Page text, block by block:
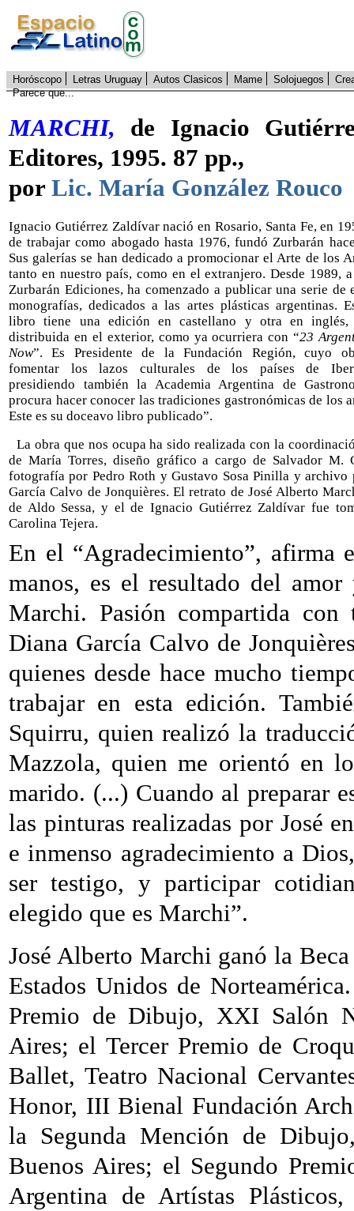
Horóscopo Letras Uruguay Autos Clasicos Mame Solojuegos
Parece que...
MARCHI, de Ignacio
Editores, 1995. 87 pp.,
por Lic. María González Rouco
Ignacio Gutiérrez Zaldívar nació en Rosario, Santa Fe, en
de trabajar como abogado hasta 1976, fundó Zurbarán
Sus galerías se han dedicado a promocionar el Arte de los
tanto en nuestro país, como en el extranjero. Desde 1989,
Zurbarán Ediciones, ha comenzado a publicar una serie de
monografías, dedicados a las artes plásticas argentinas.
libro tiene una edición en castellano y otra en inglés,
distribuida en el exterior, como ya ocurriera con “23
Now”. Es Presidente de la Fundación Región, cuyo
fomentar los lazos culturales de los países de
presidiendo también la Academia Argentina de
procura hacer conocer las tradiciones gastronómicas de los
Este es su doceavo libro publicado”.
La obra que nos ocupa ha sido realizada con la
de María Torres, diseño gráfico a cargo de Salvador M.
fotografía por Pedro Roth y Gustavo Sosa Pinilla y archivo
García Calvo de Jonquières. El retrato de José Alberto
de Aldo Sessa, y el de Ignacio Gutiérrez Zaldívar fue
Carolina Tejera.
En el “Agradecimiento”, afirma
manos, es el resultado del
Marchi. Pasión compartida
Diana García Calvo de
quienes desde hace mucho
trabajar en esta edición.
Squirru, quien realizó la
Mazzola, quien me orientó en
marido. (...) Cuando al preparar
las pinturas realizadas por José
e inmenso agradecimiento a
ser testigo, y participar
elegido que es Marchi”.
José Alberto Marchi ganó la
Estados Unidos de
Premio de Dibujo, XXI Salón
Aires; el Tercer Premio de
Ballet, Teatro Nacional
Honor, III Bienal Fundación
la Segunda Mención de
Buenos Aires; el Segundo
Argentina de Artístas